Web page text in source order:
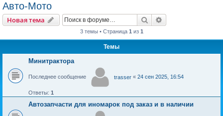
Авто-Мото
Новая тема
Новаятема Поиск
3 темы • Страница 1 из 1
Темы
Минитрактора
Последнее сообщение trasser « 24 сен 2025, 16:54
Ответы: 1
Автозапчасти для иномарок под заказ и в наличии